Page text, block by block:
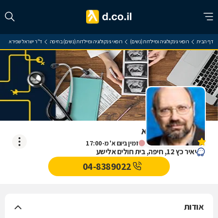
דף הבית רופאי גינקולוגיה ומיילדות (נשים) רופאי גינקולוגיה ומיילדות (נשים) בחיפה ד"ר ישראל שפירא
זמין ביום א' מ-17:00
ד"ר ישראל שפירא
אין עדיין חוות דעת
יאיר כץ 12, חיפה, בית חולים אלישע
04-8389022
אודות